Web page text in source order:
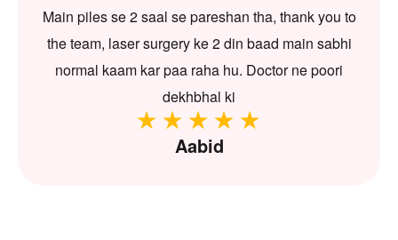
Main piles se 2 saal se pareshan tha, thank you to
the team, laser surgery ke 2 din baad main sabhi
normal kaam kar paa raha hu. Doctor ne poori
dekhbhal ki
Aabid